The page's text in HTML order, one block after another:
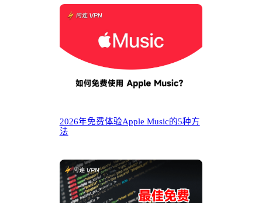
2026年免费体验Apple Music的5种方
法